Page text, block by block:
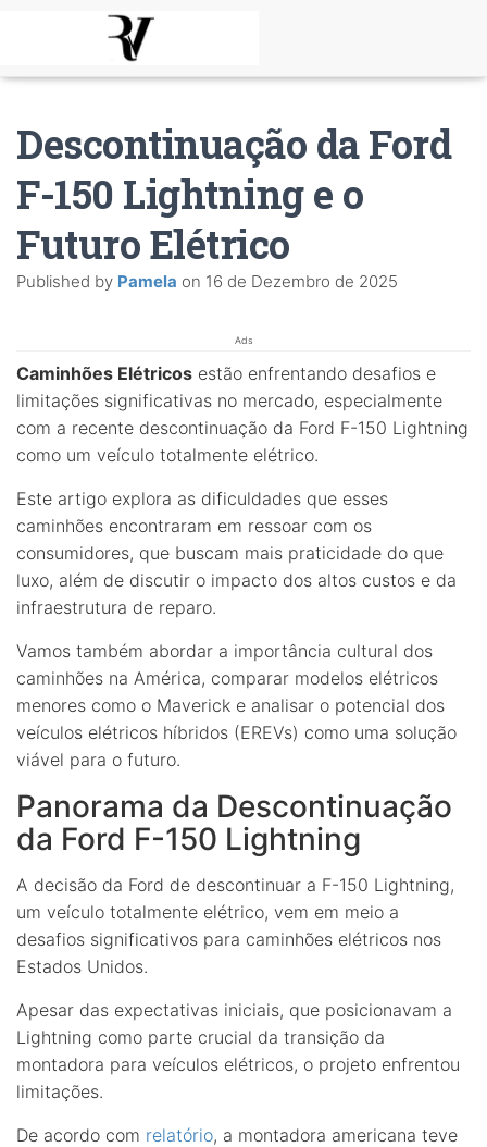
Descontinuação da Ford
F-150 Lightning e o
Futuro Elétrico
Published by Pamela on 16 de Dezembro de 2025
Ads
Caminhões Elétricos estão enfrentando desafios e
limitações significativas no mercado, especialmente
com a recente descontinuação da Ford F-150 Lightning
como um veículo totalmente elétrico.
Este artigo explora as dificuldades que esses
caminhões encontraram em ressoar com os
consumidores, que buscam mais praticidade do que
luxo, além de discutir o impacto dos altos custos e da
infraestrutura de reparo.
Vamos também abordar a importância cultural dos
caminhões na América, comparar modelos elétricos
menores como o Maverick e analisar o potencial dos
veículos elétricos híbridos (EREVs) como uma solução
viável para o futuro.
Panorama da Descontinuação
da Ford F-150 Lightning
A decisão da Ford de descontinuar a F-150 Lightning,
um veículo totalmente elétrico, vem em meio a
desafios significativos para caminhões elétricos nos
Estados Unidos.
Apesar das expectativas iniciais, que posicionavam a
Lightning como parte crucial da transição da
montadora para veículos elétricos, o projeto enfrentou
limitações.
De acordo com relatório, a montadora americana teve